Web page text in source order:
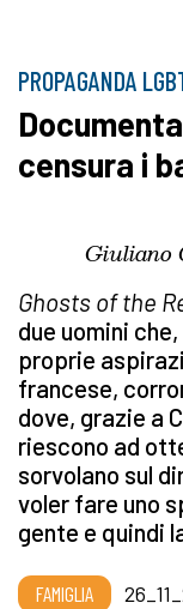
PROPAGANDA
censura i
Giuliano
Ghosts of the
due uomini
proprie
francese,
dove, grazie a
riescono ad
sorvolano sul
voler fare uno
gente e quindi
FAMIGLIA